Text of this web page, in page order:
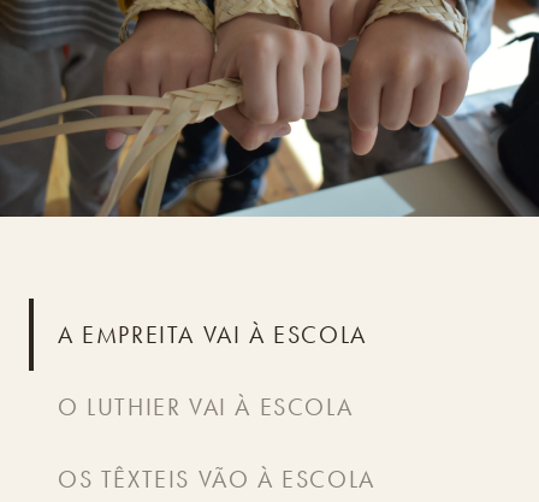
A EMPREITA VAI À ESCOLA
O LUTHIER VAI À ESCOLA
OS TÊXTEIS VÃO À ESCOLA